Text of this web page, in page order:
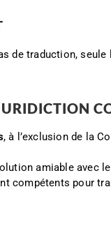
de traduction,
, à l’exclusion de la
amiable avec
compétents pour